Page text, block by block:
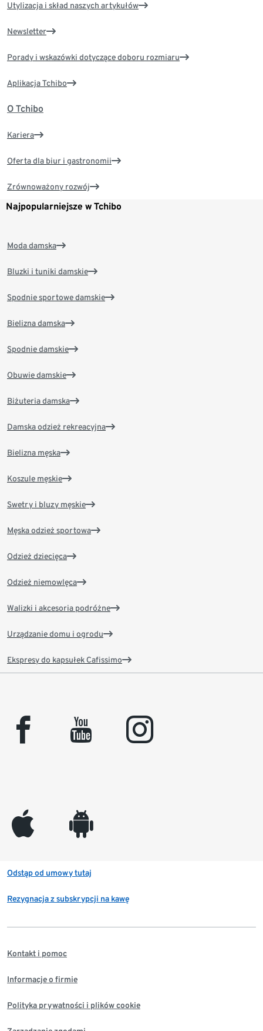
Utylizacja i skład naszych artykułów
Newsletter
Porady i wskazówki dotyczące doboru rozmiaru
Aplikacja Tchibo
O Tchibo
Kariera
Oferta dla biur i gastronomii
Zrównoważony rozwój
Najpopularniejsze w Tchibo
Moda damska
Bluzki i tuniki damskie
Spodnie sportowe damskie
Bielizna damska
Spodnie damskie
Obuwie damskie
Biżuteria damska
Damska odzież rekreacyjna
Bielizna męska
Koszule męskie
Swetry i bluzy męskie
Męska odzież sportowa
Odzież dziecięca
Odzież niemowlęca
Walizki i akcesoria podróżne
Urządzanie domu i ogrodu
Ekspresy do kapsułek Cafissimo
facebook youtube instagram
appleinc android
Odstąp od umowy tutaj
Rezygnacja z subskrypcji na kawę
Kontakt i pomoc
Informacje o firmie
Polityka prywatności i plików cookie